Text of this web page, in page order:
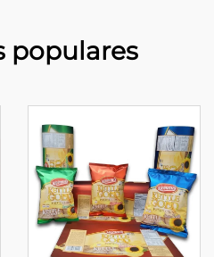
populares